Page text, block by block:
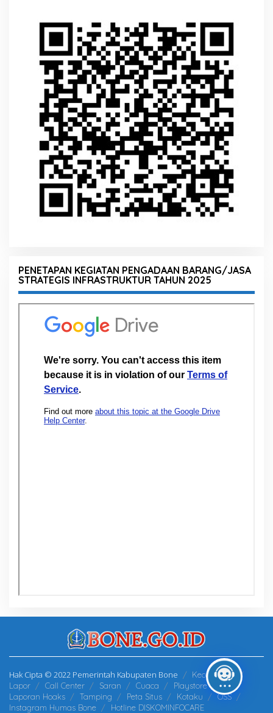
PENETAPAN KEGIATAN PENGADAAN BARANG/JASA
STRATEGIS INFRASTRUKTUR TAHUN 2025
Hak Cipta © 2022 Pemerintah Kabupaten Bone
Kecamatan
Lapor
Call Center Saran Cuaca
Playstore
Laporan Hoaks
Tamping Peta Situs Kotaku
OSS
Instagram Humas Bone
Hotline DISKOMINFOCARE